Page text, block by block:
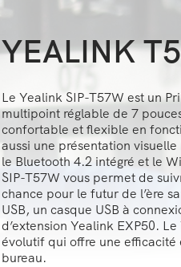
YEALINK
Le Yealink SIP-T57W est un
multipoint réglable de 7
confortable et flexible en
aussi une présentation
le Bluetooth 4.2 intégré et le
SIP-T57W vous permet de
chance pour le futur de l’ère
USB, un casque USB à
d’extension Yealink EXP50.
évolutif qui offre une
bureau.